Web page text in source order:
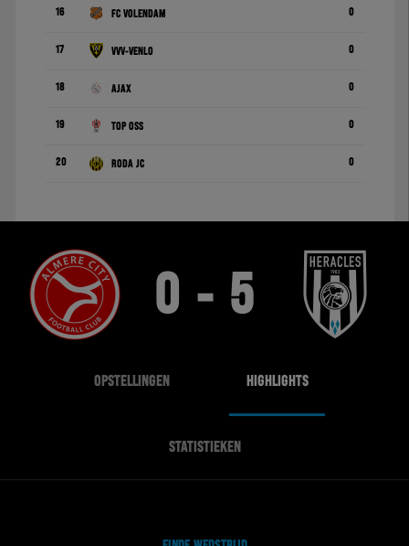
16 FC Volendam 0
17 VVV-Venlo 0
18 Ajax 0
19 TOP Oss 0
20 Roda JC 0
0 - 5
OPSTELLINGEN HIGHLIGHTS
STATISTIEKEN